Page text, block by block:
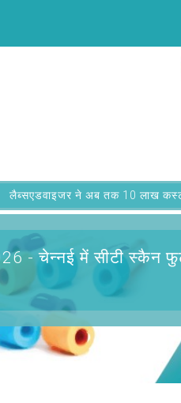
लैब्सएडवाइजर ने अब तक 10 लाख
-चेन्नई में सीटी स्कैन